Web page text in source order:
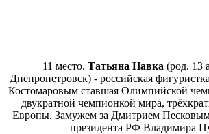
11 место. Татьяна Навка (род. 13
Днепропетровск) - российская
Костомаровым ставшая Олимпийской
двукратной чемпионкой мира,
Европы. Замужем за Дмитрием Песковым
президента РФ Владимира